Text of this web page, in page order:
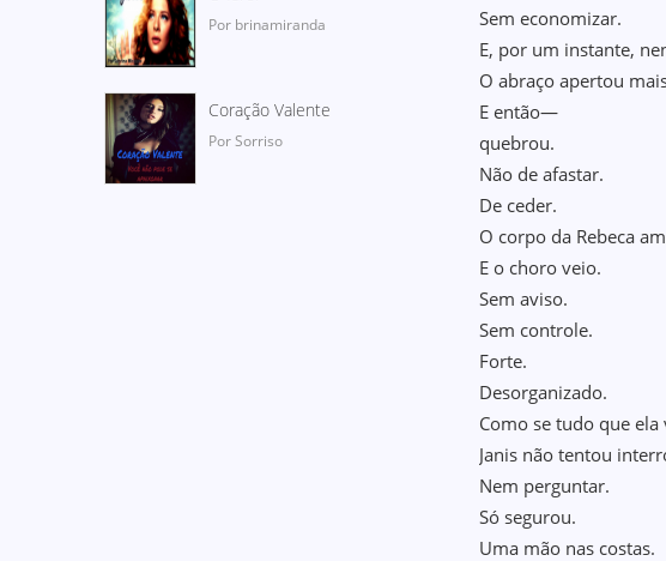
Por brinamiranda
Coração Valente
Por Sorriso
Sem economizar.
E, por um instante,
O abraço apertou
E então—
quebrou.
Não de afastar.
De ceder.
O corpo da Rebeca
E o choro veio.
Sem aviso.
Sem controle.
Forte.
Desorganizado.
Como se tudo que
Janis não tentou
Nem perguntar.
Só segurou.
Uma mão nas costas.